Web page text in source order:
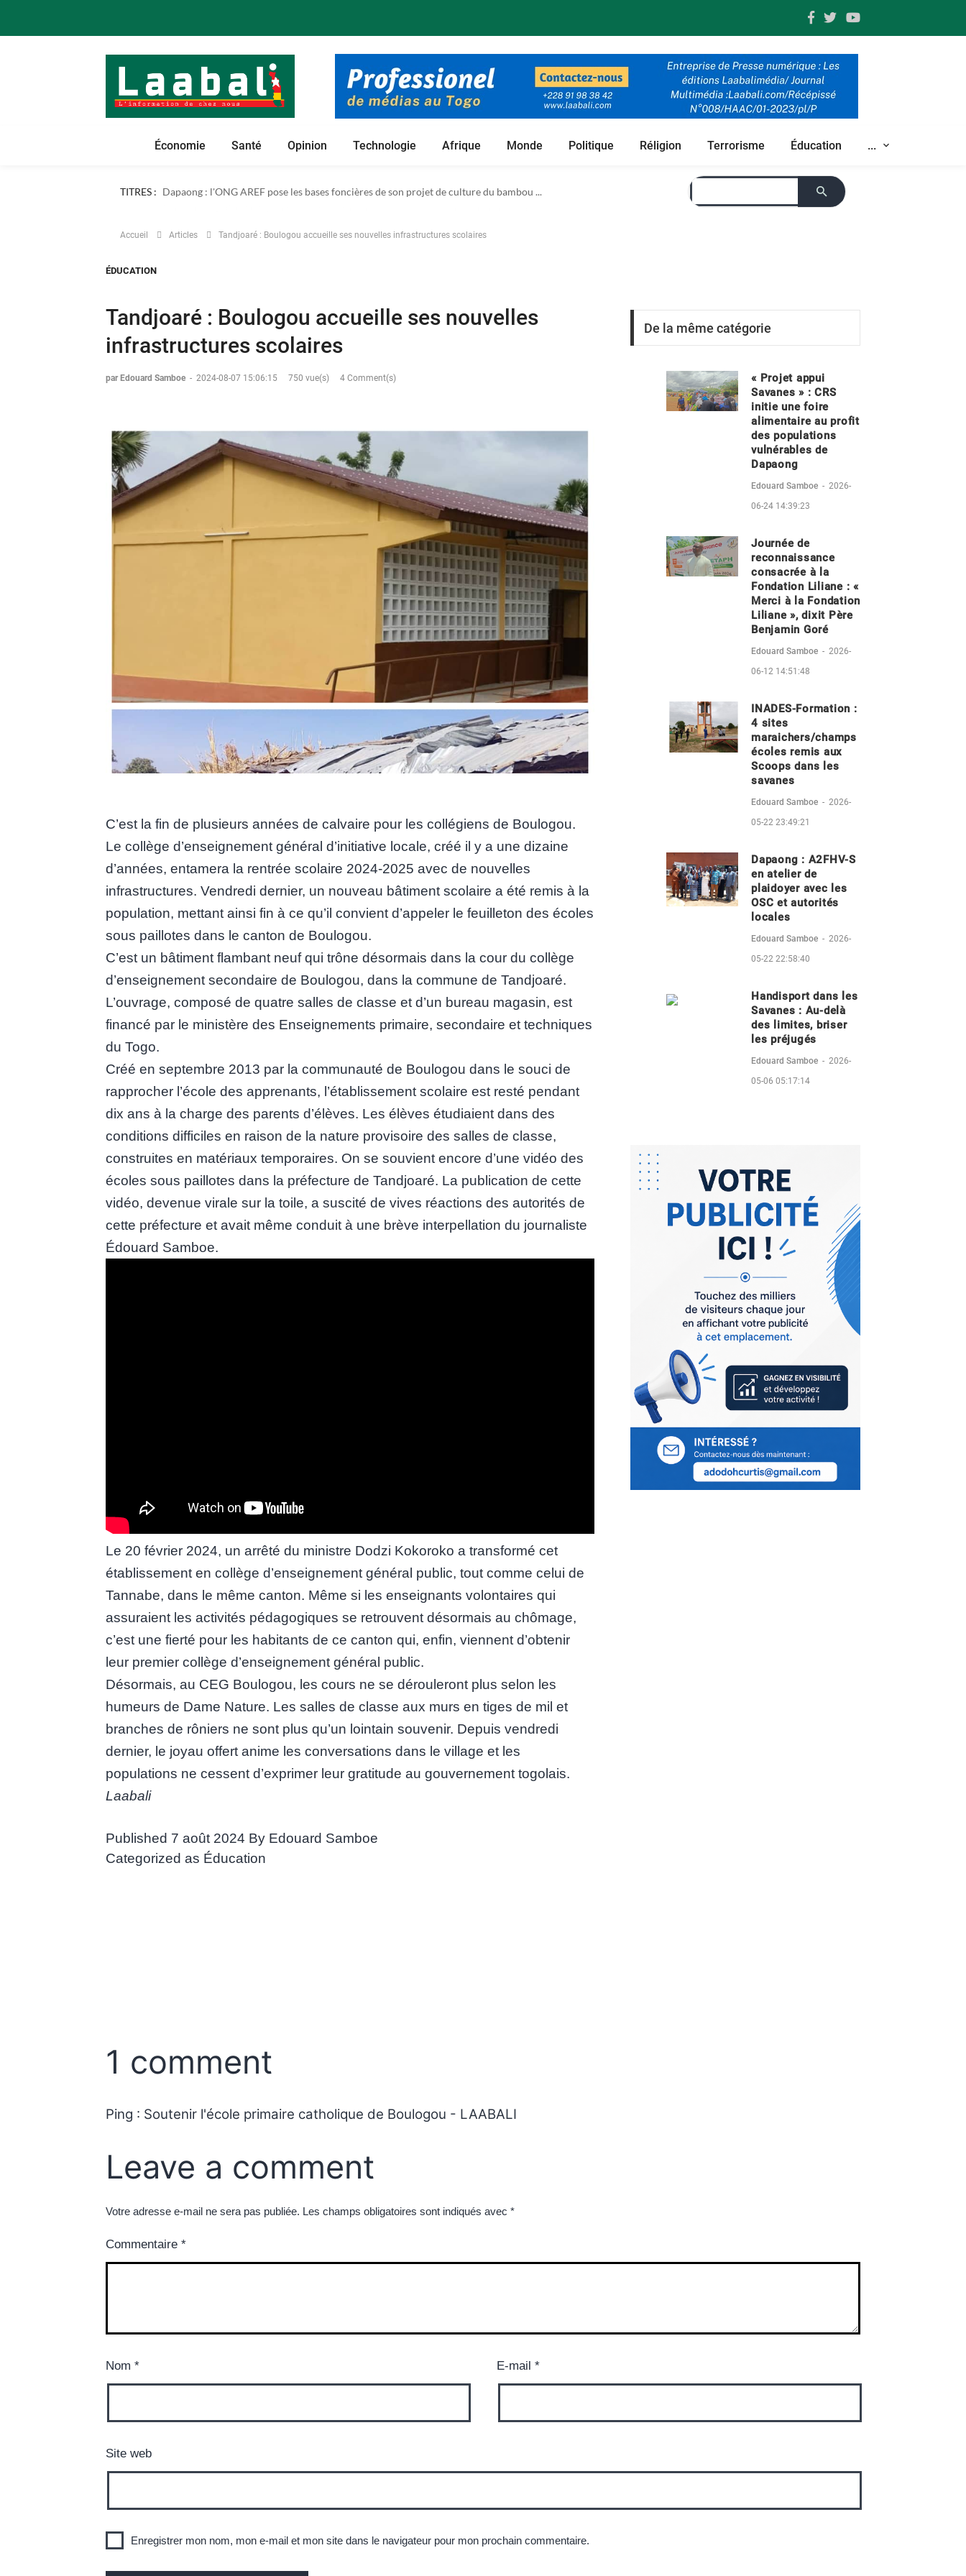
Économie Santé Opinion Technologie Afrique Monde Politique Réligion Terrorisme Éducation ...
TITRES : Dapaong : l'ONG AREF pose les bases foncières de son projet de culture du bambou ...
Accueil Articles Tandjoaré : Boulogou accueille ses nouvelles infrastructures scolaires
ÉDUCATION
Tandjoaré : Boulogou accueille ses nouvelles
infrastructures scolaires
par Edouard Samboe - 2024-08-07 15:06:15 750 vue(s) 4 Comment(s)
C’est la fin de plusieurs années de calvaire pour les collégiens de Boulogou.
Le collège d’enseignement général d’initiative locale, créé il y a une dizaine
d’années, entamera la rentrée scolaire 2024-2025 avec de nouvelles
infrastructures. Vendredi dernier, un nouveau bâtiment scolaire a été remis à la
population, mettant ainsi fin à ce qu’il convient d’appeler le feuilleton des écoles
sous paillotes dans le canton de Boulogou.
C’est un bâtiment flambant neuf qui trône désormais dans la cour du collège
d’enseignement secondaire de Boulogou, dans la commune de Tandjoaré.
L’ouvrage, composé de quatre salles de classe et d’un bureau magasin, est
financé par le ministère des Enseignements primaire, secondaire et techniques
du Togo.
Créé en septembre 2013 par la communauté de Boulogou dans le souci de
rapprocher l’école des apprenants, l’établissement scolaire est resté pendant
dix ans à la charge des parents d’élèves. Les élèves étudiaient dans des
conditions difficiles en raison de la nature provisoire des salles de classe,
construites en matériaux temporaires. On se souvient encore d’une vidéo des
écoles sous paillotes dans la préfecture de Tandjoaré. La publication de cette
vidéo, devenue virale sur la toile, a suscité de vives réactions des autorités de
cette préfecture et avait même conduit à une brève interpellation du journaliste
Édouard Samboe.
Le 20 février 2024, un arrêté du ministre Dodzi Kokoroko a transformé cet
établissement en collège d’enseignement général public, tout comme celui de
Tannabe, dans le même canton. Même si les enseignants volontaires qui
assuraient les activités pédagogiques se retrouvent désormais au chômage,
c’est une fierté pour les habitants de ce canton qui, enfin, viennent d’obtenir
leur premier collège d’enseignement général public.
Désormais, au CEG Boulogou, les cours ne se dérouleront plus selon les
humeurs de Dame Nature. Les salles de classe aux murs en tiges de mil et
branches de rôniers ne sont plus qu’un lointain souvenir. Depuis vendredi
dernier, le joyau offert anime les conversations dans le village et les
populations ne cessent d’exprimer leur gratitude au gouvernement togolais.
Laabali
Published 7 août 2024 By Edouard Samboe
Categorized as Éducation
De la même catégorie
« Projet appui
Savanes » : CRS
initie une foire
alimentaire au profit
des populations
vulnérables de
Dapaong
Edouard Samboe - 2026-
06-24 14:39:23
Journée de
reconnaissance
consacrée à la
Fondation Liliane : «
Merci à la Fondation
Liliane », dixit Père
Benjamin Goré
Edouard Samboe - 2026-
06-12 14:51:48
INADES-Formation :
4 sites
maraichers/champs
écoles remis aux
Scoops dans les
savanes
Edouard Samboe - 2026-
05-22 23:49:21
Dapaong : A2FHV-S
en atelier de
plaidoyer avec les
OSC et autorités
locales
Edouard Samboe - 2026-
05-22 22:58:40
Handisport dans les
Savanes : Au-delà
des limites, briser
les préjugés
Edouard Samboe - 2026-
05-06 05:17:14
1 comment
Ping : Soutenir l'école primaire catholique de Boulogou - LAABALI
Leave a comment
Votre adresse e-mail ne sera pas publiée. Les champs obligatoires sont indiqués avec *
Commentaire *
Nom * E-mail *
Site web
Enregistrer mon nom, mon e-mail et mon site dans le navigateur pour mon prochain commentaire.